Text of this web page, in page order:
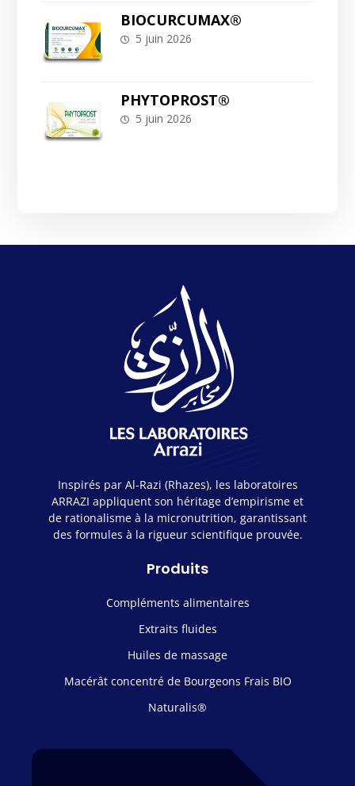
BIOCURCUMAX®
5 juin 2026
PHYTOPROST®
5 juin 2026
Inspirés par Al-Razi (Rhazes), les laboratoires
ARRAZI appliquent son héritage d’empirisme et
de rationalisme à la micronutrition, garantissant
des formules à la rigueur scientifique prouvée.
Produits
Compléments alimentaires
Extraits fluides
Huiles de massage
Macérât concentré de Bourgeons Frais BIO
Naturalis®